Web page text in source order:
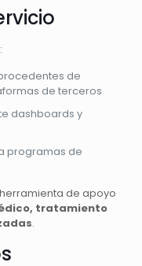
de
de terceros
dashboards y
programas de
de apoyo
tratamiento
.